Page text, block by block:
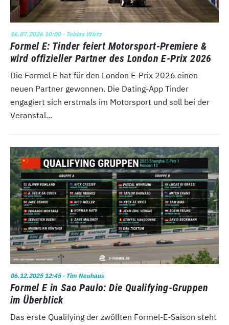
16.07.2026 10:00· Tobias Wirtz
Formel E: Tinder feiert Motorsport-Premiere &
wird offizieller Partner des London E-Prix 2026
Die Formel E hat für den London E-Prix 2026 einen
neuen Partner gewonnen. Die Dating-App Tinder
engagiert sich erstmals im Motorsport und soll bei der
Veranstal...
06.12.2025 12:45· Tim Neuhaus
Formel E in Sao Paulo: Die Qualifying-Gruppen
im Überblick
Das erste Qualifying der zwölften Formel-E-Saison steht